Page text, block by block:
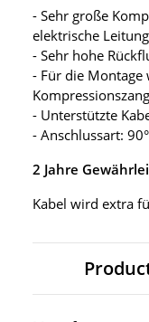
- Sehr große
elektrische Leitung
- Sehr hohe
- Für die Montage
- Unterstützte
- Anschlussart:
2 Jahre
Kabel wird extra